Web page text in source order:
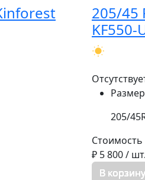
205/45
KF550-
205/
Стоимость
₽ 5 800/ шт.
В корзину